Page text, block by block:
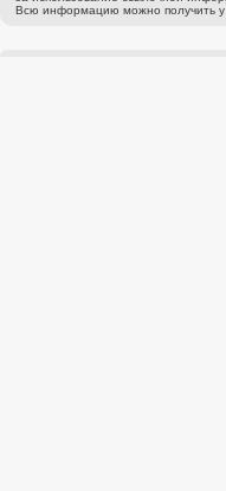
Всю информацию можно получить у